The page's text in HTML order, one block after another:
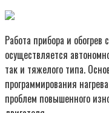
Работа прибора и
осуществляется
так и тяжелого типа.
программирования
проблем повышенного